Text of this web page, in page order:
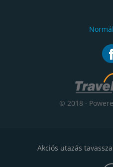
© 2018 ·
Akciós utazás